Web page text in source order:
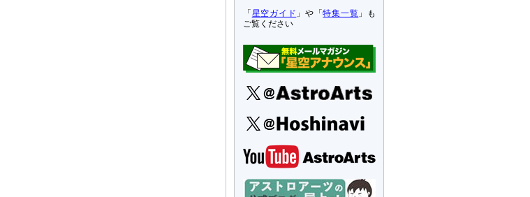
「 星空ガイド 」や「特集一覧 」も
ご覧ください